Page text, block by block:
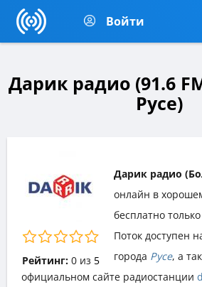
Войти
Дарик радио (91.6
Русе)
Рейтинг: 0из 5
Дарик радио
онлайн в
бесплатно
Поток доступен
города Русе, а
официальном сайте радиостанции